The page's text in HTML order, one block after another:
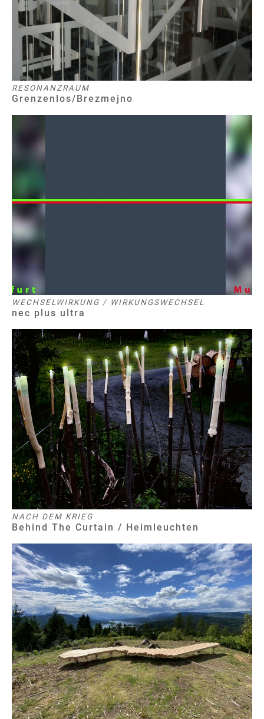
RESONANZRAUM
Grenzenlos/Brezmejno
WECHSELWIRKUNG / WIRKUNGSWECHSEL
nec plus ultra
NACH DEM KRIEG
Behind The Curtain / Heimleuchten